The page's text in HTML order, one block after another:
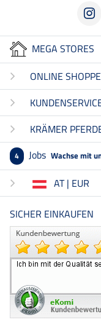
MEGA STORES
ONLINE
KRÄMER
4 Jobs Wachse mit
AT | EUR
SICHER EINKAUFEN